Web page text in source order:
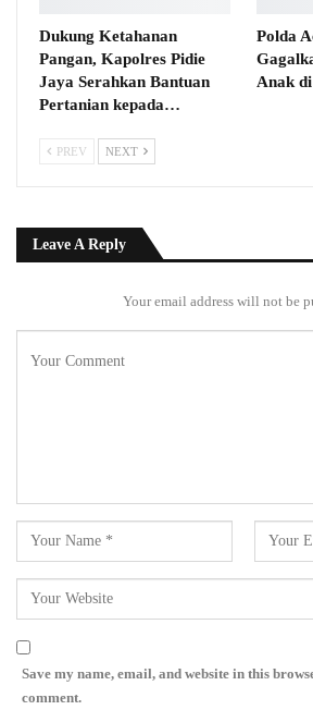
Dukung Ketahanan
Pangan, Kapolres Pidie
Jaya Serahkan Bantuan
Pertanian kepada…
Polda
Anak
PREV NEXT
Leave A Reply
Your email address will not be
Save my name, email, and website in this
comment.